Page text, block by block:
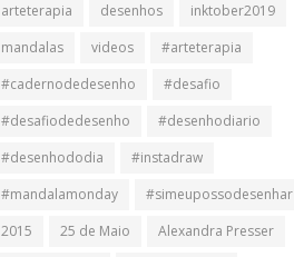
arteterapia
desenhos
inktober2019
mandalas
videos
#arteterapia
#cadernodedesenho
#desafio
#desafiodedesenho
#desenhodiario
#desenhododia
#instadraw
#mandalamonday
#simeupossodesenhar
2015
25 de Maio
Alexandra Presser